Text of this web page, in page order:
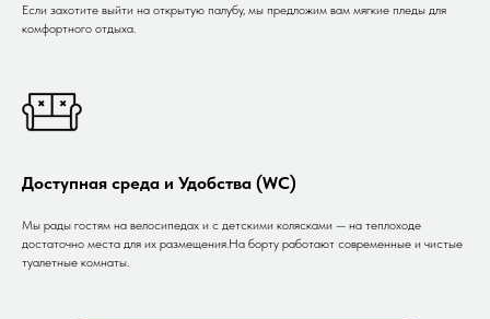
Если захотите выйти на открытую палубу, мы предложим вам мягкие пледы для
комфортного отдыха.
Доступная среда и Удобства (WC)
Мы рады гостям на велосипедах и с детскими колясками — на теплоходе
достаточно места для их размещения.На борту работают современные и чистые
туалетные комнаты.